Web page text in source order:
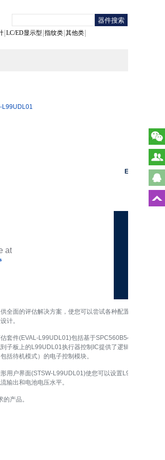
LC/ED显示型 指纹类 其他类
L99UDL01
Estimated
at
全面的评估解决方案，使您可以尝试各种配置和开发原型
计。
套件(EVAL-L99UDL01)包括基于SPC560B54微控制器的
子板上的L99UDL01执行器控制IC提供了逻辑段。两个板
括待机模式）的电子控制模块。
用户界面(STSW-L99UDL01)使您可以设置L99UDL01控
输出和电池电压水平。
产品。